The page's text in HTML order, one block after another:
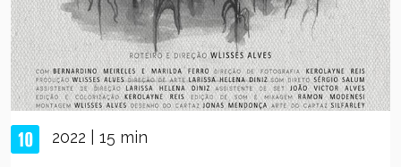
2022 | 15 min